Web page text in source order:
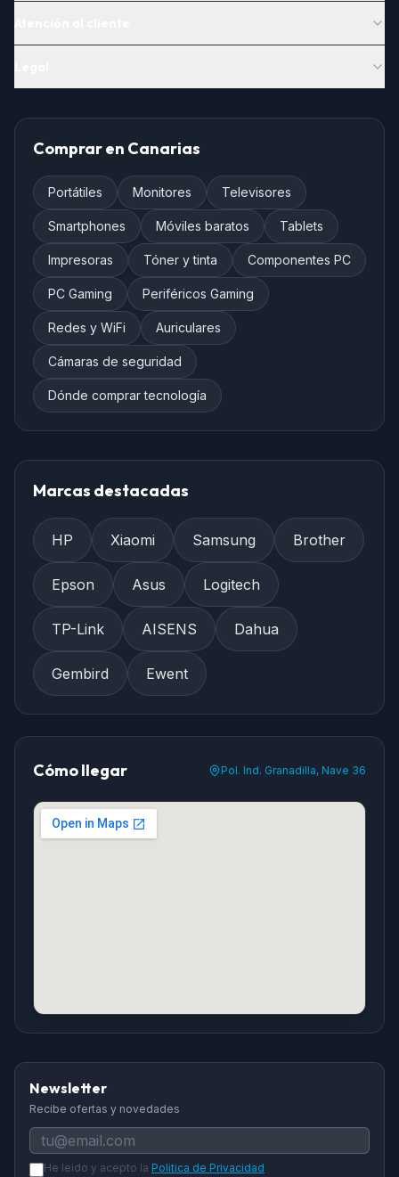
Comprar en Canarias
Portátiles Monitores Televisores
Smartphones Móviles baratos Tablets
Impresoras Tóner y tinta Componentes PC
PC Gaming Periféricos Gaming
Redes y WiFi Auriculares
Cámaras de seguridad
Dónde comprar tecnología
Marcas destacadas
HP Xiaomi Samsung Brother
Epson Asus Logitech
TP-Link AISENS Dahua
Gembird Ewent
Cómo llegar Pol. Ind. Granadilla, Nave 36
Newsletter
Recibe ofertas y novedades
He leido y acepto la Politica de Privacidad